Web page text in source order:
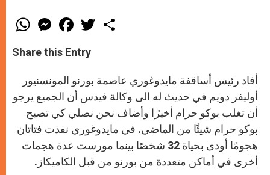
W
h
t
s
p
p
M
e
s
e
e
r
F
a
e
b
o
k
w
r
Share this Entry
أفاد رئيس أساقفة مايدوغوري عاصمة بورنو المونسنيور
أوليفر دويم في حديث له الى وكالة فيدس أن الجميع يرجو
أن تغلب بوكو حرام أخيرًا وأضاف نحن نصلي كي تصبح
بوكو حرام شيئًا من الماضي. في مايدوغوري نفذت فتاتان
هجومًا أودى بحياة 32 شخصًا بينما مورست عدة هجمات
أخرى في أماكن متعددة من بورنو من قبل الكاميكاز.